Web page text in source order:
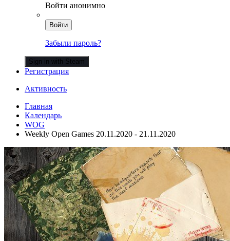
Войти анонимно
Войти
Забыли пароль?
Sign in with Steam
Регистрация
Активность
Главная
Календарь
WOG
Weekly Open Games 20.11.2020 - 21.11.2020